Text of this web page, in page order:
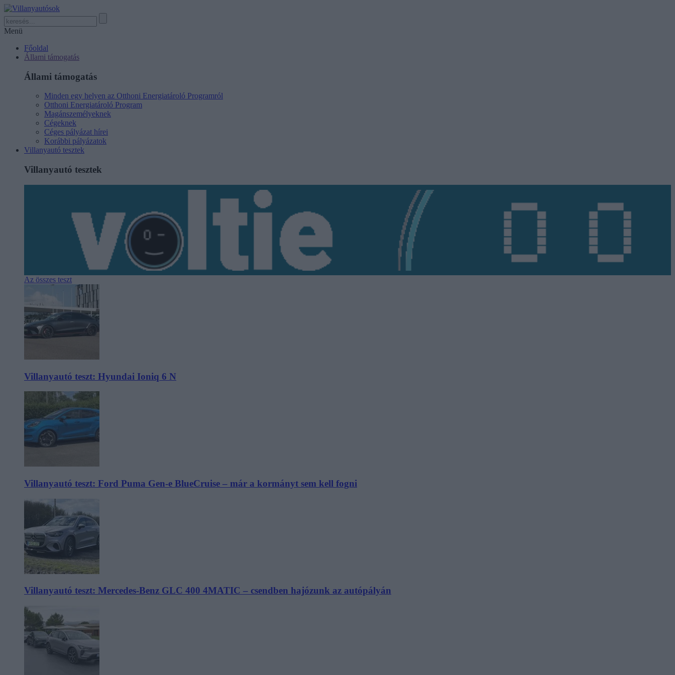
Menü
Főoldal
Állami támogatás
Állami támogatás
Minden egy helyen az Otthoni Energiatároló Programról
Otthoni Energiatároló Program
Magánszemélyeknek
Cégeknek
Céges pályázat hírei
Korábbi pályázatok
Villanyautó tesztek
Villanyautó tesztek
Az összes teszt
Villanyautó teszt: Hyundai Ioniq 6 N
Villanyautó teszt: Ford Puma Gen-e BlueCruise – már a kormányt sem kell fogni
Villanyautó teszt: Mercedes-Benz GLC 400 4MATIC – csendben hajózunk az autópályán